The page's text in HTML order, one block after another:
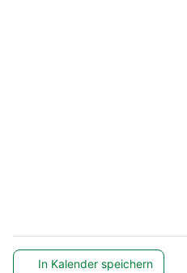
In Kalender speichern